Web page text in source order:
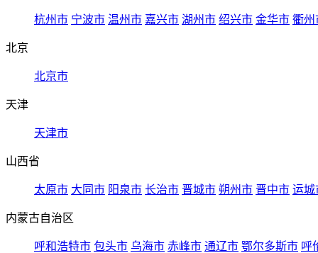
杭州市 宁波市 温州市 嘉兴市 湖州市 绍兴市 金华市 衢州
北京
北京市
天津
天津市
山西省
太原市 大同市 阳泉市 长治市 晋城市 朔州市 晋中市 运城
内蒙古自治区
呼和浩特市 包头市 乌海市 赤峰市 通辽市 鄂尔多斯市 呼